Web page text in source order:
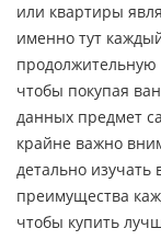
или квартиры
именно тут
продолжительную
чтобы покупая
данных предмет
крайне важно
детально изучать
преимущества
чтобы купить